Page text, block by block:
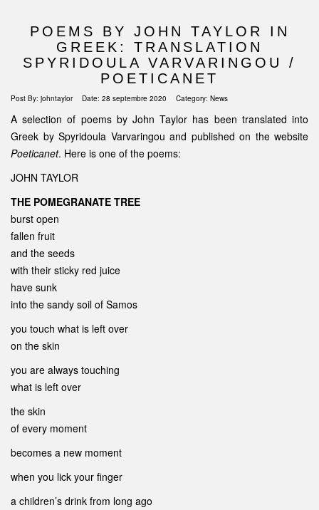
POEMS BY JOHN TAYLOR IN
GREEK: TRANSLATION
SPYRIDOULA VARVARINGOU /
POETICANET
Post By: johntaylor Date: 28 septembre 2020 Category: News
A selection of poems by John Taylor has been translated into
Greek by Spyridoula Varvaringou and published on the website
Poeticanet. Here is one of the poems:
JOHN TAYLOR
THE POMEGRANATE TREE
burst open
fallen fruit
and the seeds
with their sticky red juice
have sunk
into the sandy soil of Samos
you touch what is left over
on the skin
you are always touching
what is left over
the skin
of every moment
becomes a new moment
when you lick your finger
a children’s drink from long ago